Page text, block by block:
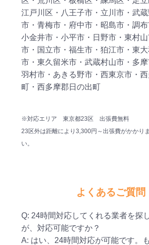
江戸川区・八王子市・立川市・武
市・青梅市・府中市・昭島市・調布
小金井市・小平市・日野市・東村
市・国立市・福生市・狛江市・東
市・東久留米市・武蔵村山市・多摩
羽村市・あきる野市・西東京市・
町・西多摩郡日の出町
※対応エリア 東京都23区 出張費無料
23区外は距離により3,300円～出張費がかかり
い。
よくあるご質問
Q: 24時間対応してくれる業者を探
が、対応可能ですか？
A: はい、24時間対応が可能です。